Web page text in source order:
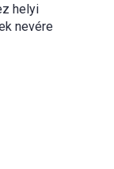
helyi
nevére